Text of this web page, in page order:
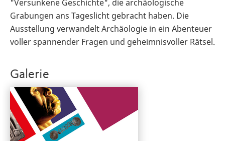
"Versunkene Geschichte", die archäologische
Grabungen ans Tageslicht gebracht haben. Die
Ausstellung verwandelt Archäologie in ein Abenteuer
voller spannender Fragen und geheimnisvoller Rätsel.
Galerie